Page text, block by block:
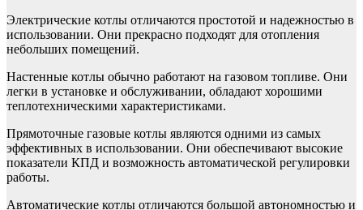
Электрические котлы отличаются простотой и надежностью в
использовании. Они прекрасно подходят для отопления
небольших помещений.
Настенные котлы обычно работают на газовом топливе. Они
легки в установке и обслуживании, обладают хорошими
теплотехническими характеристиками.
Прямоточные газовые котлы являются одними из самых
эффективных в использовании. Они обеспечивают высокие
показатели КПД и возможность автоматической регулировки
работы.
Автоматические котлы отличаются большой автономностью и